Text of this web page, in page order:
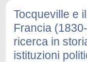
Tocqueville e
Francia
ricerca in
istituzioni